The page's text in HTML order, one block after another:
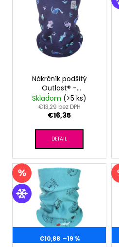
v
Nákrčník podšitý
Outlast® -
dino/mentolová
Skladom (>5 ks)
€13,29 bez DPH
€16,35
DETAIL
€10,88 –19 %